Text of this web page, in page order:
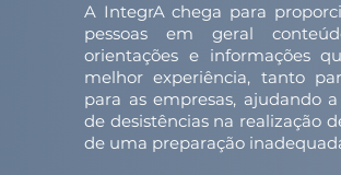
A IntegrA chega para
pessoas em geral
orientações e informações
melhor experiência, tanto
para as empresas, ajudando
de desistências na realização
de uma preparação